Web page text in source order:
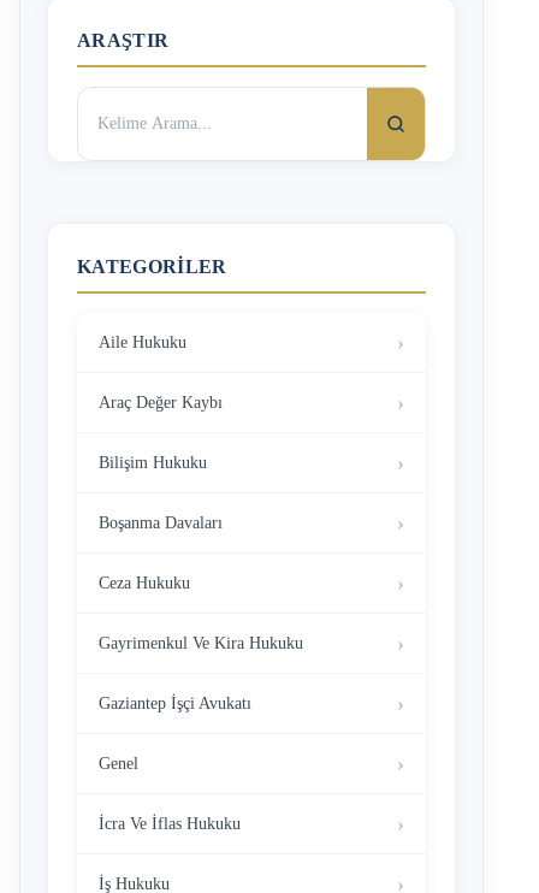
ARAŞTIR
Arama:
KATEGORILER
Aile Hukuku
Araç Değer Kaybı
Bilişim Hukuku
Boşanma Davaları
Ceza Hukuku
Gayrimenkul Ve Kira Hukuku
Gaziantep İşçi Avukatı
Genel
İcra Ve İflas Hukuku
İş Hukuku